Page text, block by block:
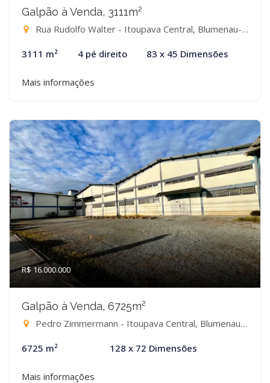
Galpão à Venda, 3111m²
Rua Rudolfo Walter - Itoupava Central, Blumenau-SC
3111 m² 4 pé direito 83 x 45 Dimensões
Mais informações
R$ 16.000.000
Galpão à Venda, 6725m²
Pedro Zimmermann - Itoupava Central, Blumenau-SC
6725 m² 128 x 72 Dimensões
Mais informações